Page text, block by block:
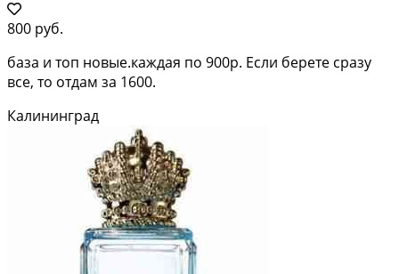
800 руб.
база и топ новые.каждая по 900р. Если берете сразу
все, то отдам за 1600.
Калининград